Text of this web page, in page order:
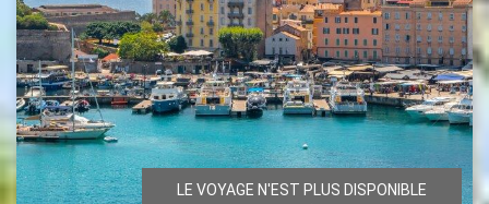
LE VOYAGE N'EST PLUS DISPONIBLE